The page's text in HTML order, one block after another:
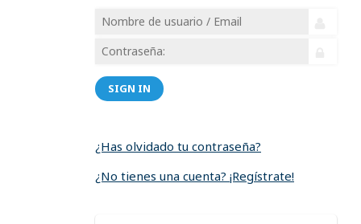
SIGN IN
¿Has olvidado tu contraseña?
¿No tienes una cuenta? ¡Regístrate!